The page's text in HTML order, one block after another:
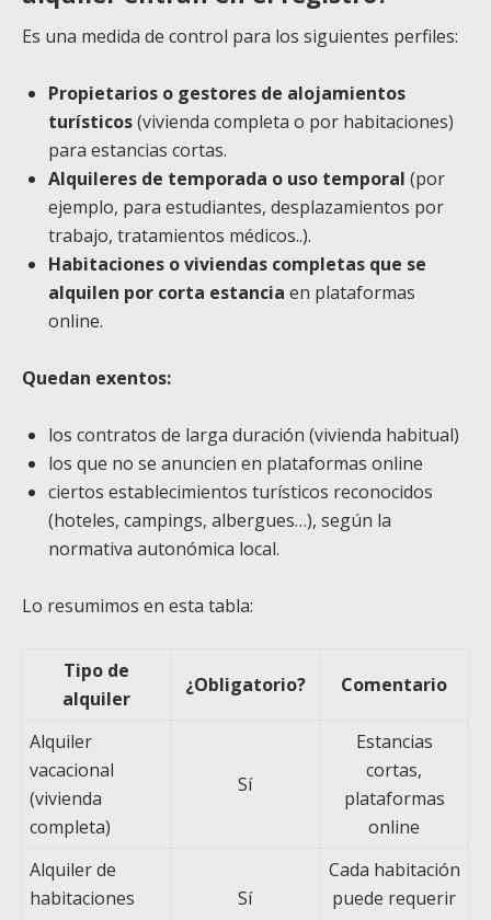
Es una medida de control para los siguientes perfiles:
Propietarios o gestores de alojamientos
turísticos(vivienda completa o por habitaciones)
para estancias cortas.
Alquileres de temporada o uso temporal (por
ejemplo, para estudiantes, desplazamientos por
trabajo, tratamientos médicos..).
Habitaciones o viviendas completas que se
alquilen por corta estancia en plataformas
online.
Quedan exentos:
los contratos de larga duración (vivienda habitual)
los que no se anuncien en plataformas online
ciertos establecimientos turísticos reconocidos
(hoteles, campings, albergues…), según la
normativa autonómica local.
Lo resumimos en esta tabla:
Tipo de
alquiler
¿Obligatorio? Comentario
Alquiler
vacacional
(vivienda
completa)
Sí
Estancias
cortas,
plataformas
online
Alquiler de
habitaciones
Sí
Cada habitación
puede requerir